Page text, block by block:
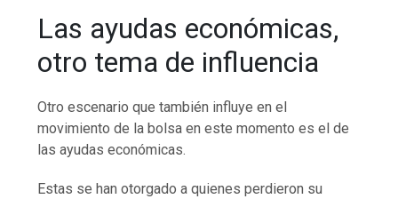
Las ayudas económicas,
otro tema de influencia
Otro escenario que también influye en el
movimiento de la bolsa en este momento es el de
las ayudas económicas.
Estas se han otorgado a quienes perdieron su